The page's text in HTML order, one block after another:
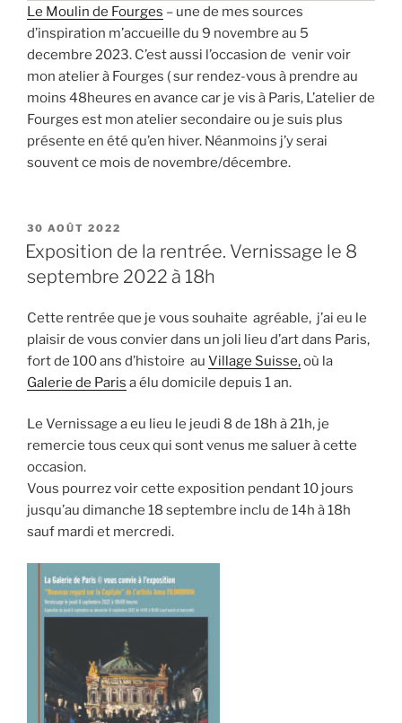
Le Moulin de Fourges – une de mes sources
d’inspiration m’accueille du 9 novembre au 5
decembre 2023. C’est aussi l’occasion de venir voir
mon atelier à Fourges ( sur rendez-vous à prendre au
moins 48heures en avance car je vis à Paris, L’atelier de
Fourges est mon atelier secondaire ou je suis plus
présente en été qu’en hiver. Néanmoins j’y serai
souvent ce mois de novembre/décembre.
PUBLIÉ
LE
30 AOÛT 2022
Exposition de la rentrée. Vernissage le 8
septembre 2022 à 18h
Cette rentrée que je vous souhaite agréable, j’ai eu le
plaisir de vous convier dans un joli lieu d’art dans Paris,
fort de 100 ans d’histoire au Village Suisse,où la
Galerie de Paris a élu domicile depuis 1 an.
Le Vernissage a eu lieu le jeudi 8 de 18h à 21h, je
remercie tous ceux qui sont venus me saluer à cette
occasion.
Vous pourrez voir cette exposition pendant 10 jours
jusqu’au dimanche 18 septembre inclu de 14h à 18h
sauf mardi et mercredi.